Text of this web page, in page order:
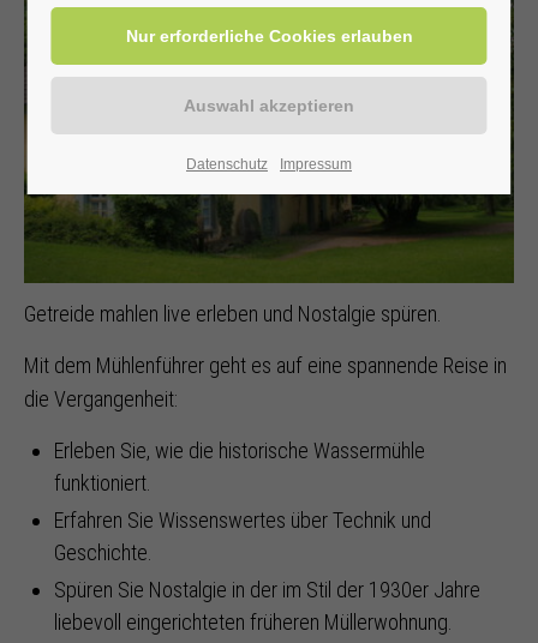
Getreide mahlen live erleben und Nostalgie spüren.
Mit dem Mühlenführer geht es auf eine spannende Reise in
die Vergangenheit:
Erleben Sie, wie die historische Wassermühle
funktioniert.
Erfahren Sie Wissenswertes über Technik und
Geschichte.
Spüren Sie Nostalgie in der im Stil der 1930er Jahre
liebevoll eingerichteten früheren Müllerwohnung.
Datenschutz Impressum